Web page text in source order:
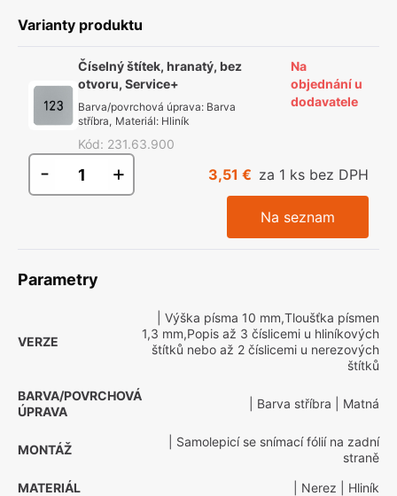
Varianty produktu
Číselný štítek, hranatý, bez
otvoru, Service+
Barva/povrchová úprava: Barva
stříbra, Materiál: Hliník
Kód: 231.63.900
Na
objednání u
dodavatele
- + 3,51 € za 1 ks bez DPH
Na seznam
Parametry
VERZE
| Výška písma 10 mm,Tloušťka písmen
1,3 mm,Popis až 3 číslicemi u hliníkových
štítků nebo až 2 číslicemi u nerezových
štítků
BARVA/POVRCHOVÁ
ÚPRAVA
| Barva stříbra | Matná
MONTÁŽ
| Samolepicí se snímací fólií na zadní
straně
MATERIÁL
| Nerez | Hliník